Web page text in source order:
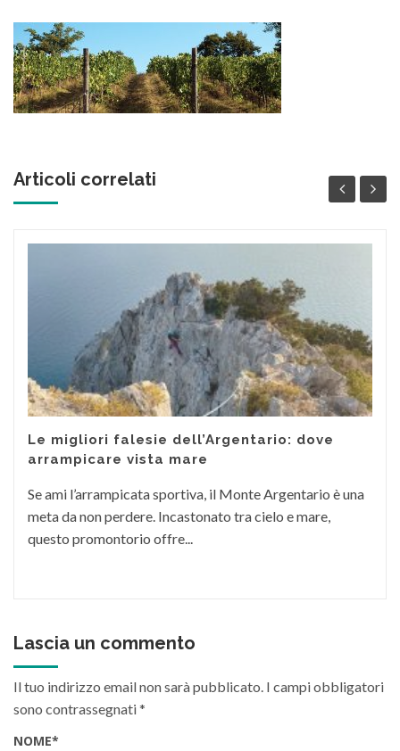
Articoli correlati
Le migliori falesie dell’Argentario: dove
arrampicare vista mare
Se ami l’arrampicata sportiva, il Monte Argentario è una
meta da non perdere. Incastonato tra cielo e mare,
questo promontorio offre...
Lascia un commento
Il tuo indirizzo email non sarà pubblicato. I campi obbligatori
sono contrassegnati*
NOME*